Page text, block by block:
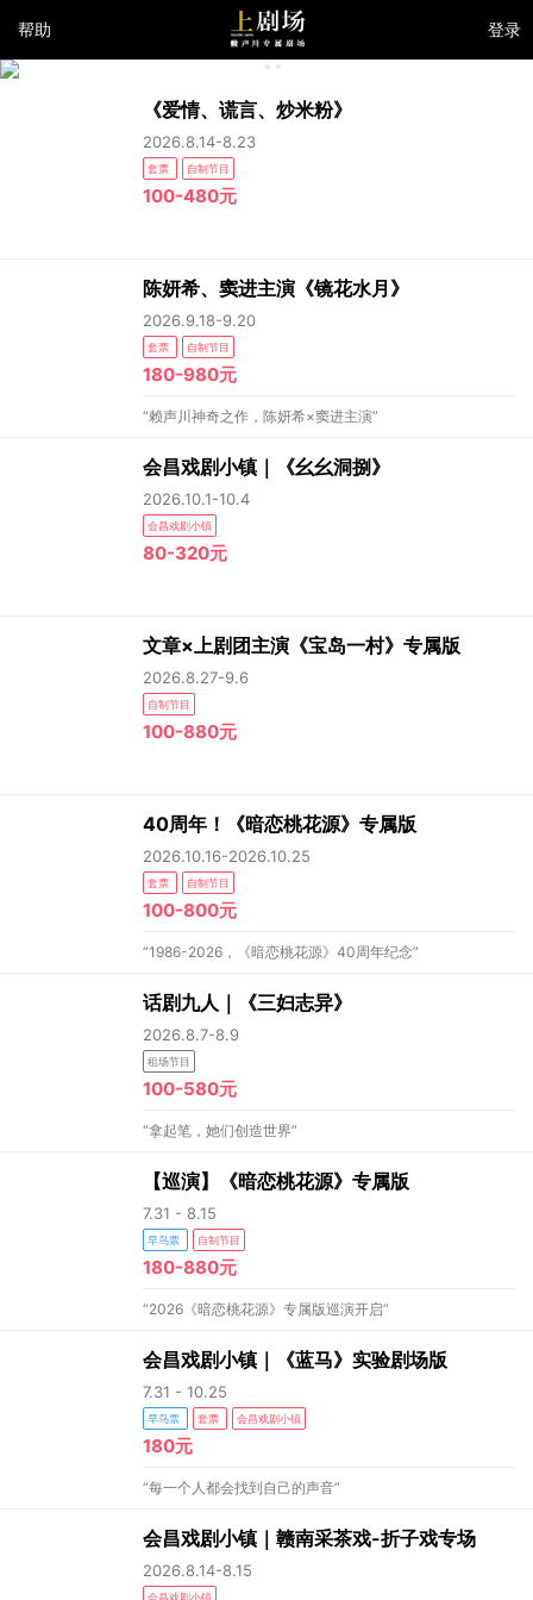
帮助 登录
《爱情、谎言、炒米粉》
2026.8.14-8.23
套票 自制节目
100-480元
陈妍希、窦进主演《镜花水月》
2026.9.18-9.20
套票 自制节目
180-980元
“赖声川神奇之作，陈妍希×窦进主演”
会昌戏剧小镇｜《幺幺洞捌》
2026.10.1-10.4
会昌戏剧小镇
80-320元
文章×上剧团主演《宝岛一村》专属版
2026.8.27-9.6
自制节目
100-880元
40周年！《暗恋桃花源》专属版
2026.10.16-2026.10.25
套票 自制节目
100-800元
“1986-2026，《暗恋桃花源》40周年纪念”
话剧九人｜《三妇志异》
2026.8.7-8.9
租场节目
100-580元
“拿起笔，她们创造世界”
【巡演】《暗恋桃花源》专属版
7.31 - 8.15
早鸟票 自制节目
180-880元
“2026《暗恋桃花源》专属版巡演开启”
会昌戏剧小镇｜《蓝马》实验剧场版
7.31 - 10.25
早鸟票 套票 会昌戏剧小镇
180元
“每一个人都会找到自己的声音”
会昌戏剧小镇｜赣南采茶戏-折子戏专场
2026.8.14-8.15
会昌戏剧小镇